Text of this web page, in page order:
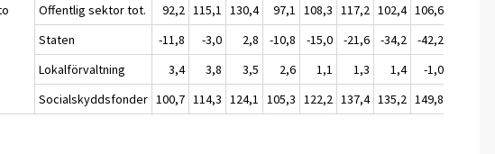
Offentlig sektor tot. 92,2 115,1 130,4 97,1 108,3 117,2 102,4 106,6
Staten
-11,8 -3,0 2,8 -10,8 -15,0 -21,6 -34,2 -42,2
Lokalförvaltning
3,4 3,8 3,5 2,6 1,1 1,3 1,4 -1,0
Socialskyddsfonder 100,7 114,3 124,1 105,3 122,2 137,4 135,2 149,8